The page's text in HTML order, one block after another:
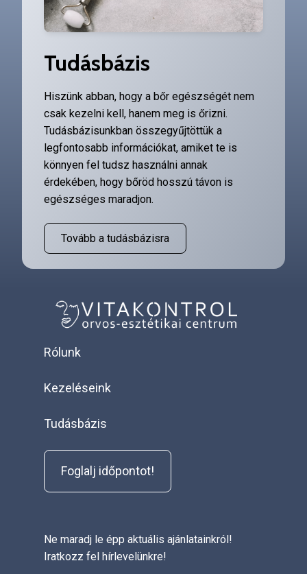
Tudásbázis
Hiszünk abban, hogy a bőr egészségét nem
csak kezelni kell, hanem meg is őrizni.
Tudásbázisunkban összegyűjtöttük a
legfontosabb információkat, amiket te is
könnyen fel tudsz használni annak
érdekében, hogy bőröd hosszú távon is
egészséges maradjon.
Tovább a tudásbázisra
Rólunk
Kezeléseink
Tudásbázis
Foglalj időpontot!
Ne maradj le épp aktuális ajánlatainkról!
Iratkozz fel hírlevelünkre!